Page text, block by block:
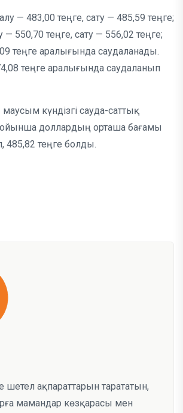
— 483,00 теңге, сату — 485,59 теңге;
— 550,70 теңге, сату — 556,02 теңге;
теңге аралығында саудаланады.
теңге аралығында саудаланып
күндізгі сауда-саттық
доллардың орташа бағамы
485,82 теңге болды.
шетел ақпараттарын тарататын,
мамандар көзқарасы мен